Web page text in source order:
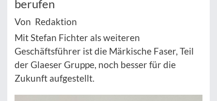
berufen
Von Redaktion
Mit Stefan Fichter als weiteren
Geschäftsführer ist die Märkische Faser, Teil
der Glaeser Gruppe, noch besser für die
Zukunft aufgestellt.